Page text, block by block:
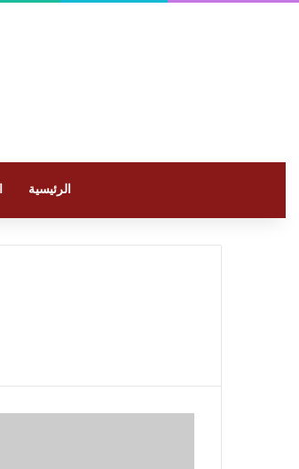
الرئيسية